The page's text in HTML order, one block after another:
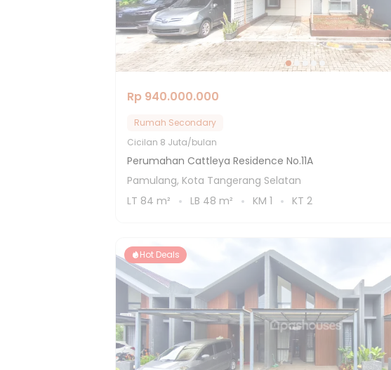
Rp 940.000.000
Rumah Secondary
Cicilan 8 Juta/bulan
Perumahan Cattleya Residence No.11A
Pamulang, Kota Tangerang Selatan
LT 84 m² LB 48 m² KM 1 KT 2
Hot Deals